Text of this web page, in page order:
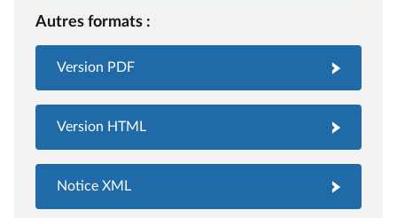
Autres formats :
Version PDF
Version HTML
Notice XML